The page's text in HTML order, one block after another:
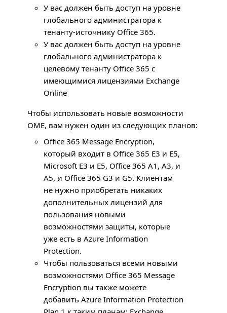
У вас должен быть доступ на уровне
глобального администратора к
тенанту-источнику Office 365.
У вас должен быть доступ на уровне
глобального администратора к
целевому тенанту Office 365 с
имеющимися лицензиями Exchange
Online
Чтобы использовать новые возможности
OME, вам нужен один из следующих планов:
Office 365 Message Encryption,
который входит в Office 365 E3 и E5,
Microsoft E3 и E5, Office 365 A1, A3, и
A5, и Office 365 G3 и G5. Клиентам
не нужно приобретать никаких
дополнительных лицензий для
пользования новыми
возможностями защиты, которые
уже есть в Azure Information
Protection.
Чтобы пользоваться всеми новыми
возможностями Office 365 Message
Encryption вы также можете
добавить Azure Information Protection